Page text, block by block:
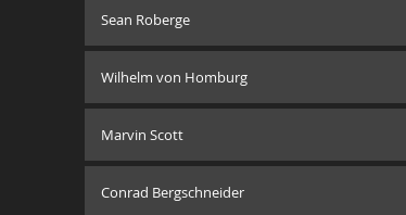
Sean Roberge
Wilhelm von Homburg
Marvin Scott
Conrad Bergschneider